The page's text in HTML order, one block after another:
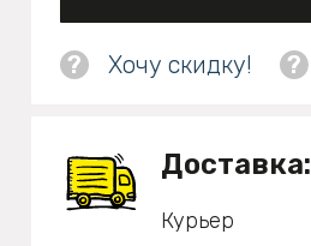
? Хочу скидку! ?
Доставка:
Курьер